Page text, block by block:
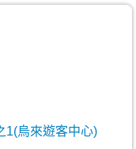
1(烏來遊客中心)